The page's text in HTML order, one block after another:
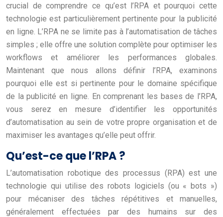
crucial de comprendre ce qu’est l’RPA et pourquoi cette
technologie est particulièrement pertinente pour la publicité
en ligne. L’RPA ne se limite pas à l’automatisation de tâches
simples ; elle offre une solution complète pour optimiser les
workflows et améliorer les performances globales.
Maintenant que nous allons définir l’RPA, examinons
pourquoi elle est si pertinente pour le domaine spécifique
de la publicité en ligne. En comprenant les bases de l’RPA,
vous serez en mesure d’identifier les opportunités
d’automatisation au sein de votre propre organisation et de
maximiser les avantages qu’elle peut offrir.
Qu’est-ce que l’RPA ?
L’automatisation robotique des processus (RPA) est une
technologie qui utilise des robots logiciels (ou « bots »)
pour mécaniser des tâches répétitives et manuelles,
généralement effectuées par des humains sur des